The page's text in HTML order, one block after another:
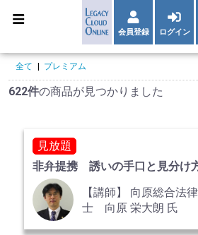
会員登録 ログイン
全て プレミアム
622件の商品が見つかりました
見放題
非弁提携 誘いの手口と見分け
【講師】 向原総合
士 向原 栄大朗 氏